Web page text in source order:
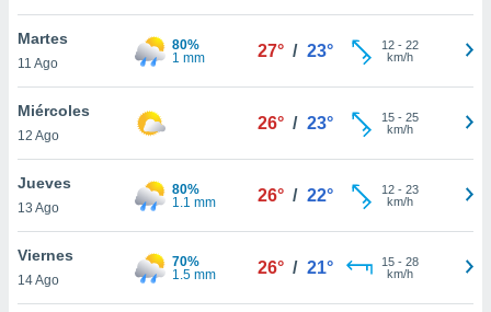
de
Martes
11 Ago
80%
1 mm
27° / 23° 12- 22
km/h
Miércoles
12 Ago
26° / 23° 15- 25
km/h
Jueves
13 Ago
80%
1.1 mm
26° / 22° 12- 23
km/h
Viernes
14 Ago
70%
1.5 mm
26° / 21° 15- 28
km/h